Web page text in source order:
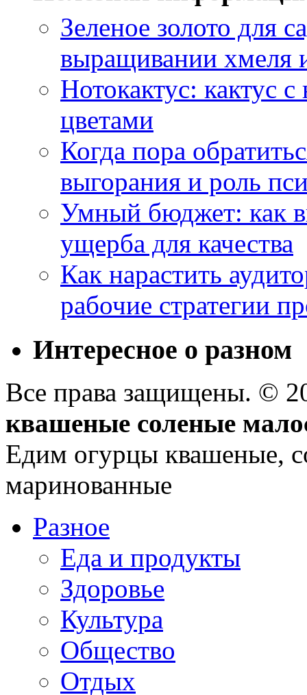
Зеленое золото для
выращивании хмеля
Нотокактус: кактус
цветами
Когда пора
выгорания и роль
Умный бюджет: как
ущерба для качества
Как нарастить
рабочие стратегии
Интересное о разном
Все права защищены. ©
квашеные соленые
Едим огурцы квашеные,
маринованные
Разное
Еда и продукты
Здоровье
Культура
Общество
Отдых